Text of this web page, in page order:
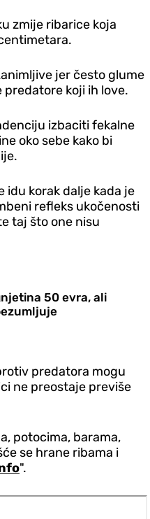
zmije ribarice koja
jer često glume
predatore koji ih love.
izbaciti fekalne
oko sebe kako bi
idu korak dalje kada je
refleks ukočenosti
taj što one nisu
50 evra, ali
predatora mogu
ne preostaje previše
potocima, barama,
se hrane ribama i
".